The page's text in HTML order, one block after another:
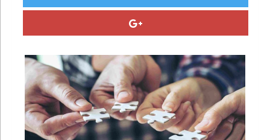
ServiceAsso
VieAsso
Infos